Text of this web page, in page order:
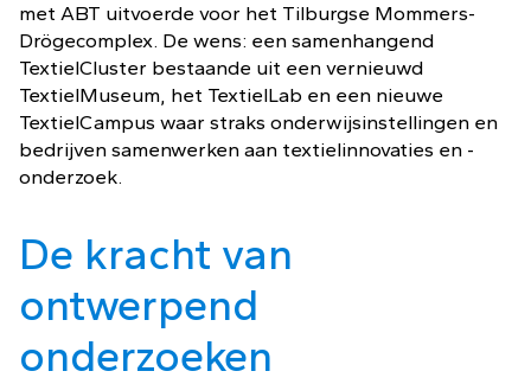
met ABT uitvoerde voor het Tilburgse Mommers-
Drögecomplex. De wens: een samenhangend
TextielCluster bestaande uit een vernieuwd
TextielMuseum, het TextielLab en een nieuwe
TextielCampus waar straks onderwijsinstellingen en
bedrijven samenwerken aan textielinnovaties en -
onderzoek.
De kracht van
ontwerpend
onderzoeken